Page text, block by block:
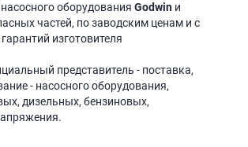
оборудования Godwin и
частей, по заводским ценам и с
изготовителя
представитель - поставка,
- насосного оборудования,
дизельных, бензиновых,